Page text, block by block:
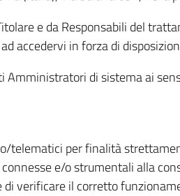
e da Responsabili del
accedervi in forza di
di sistema ai
per finalità
e/o strumentali alla
verificare il corretto